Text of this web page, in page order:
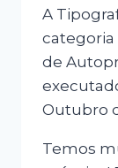
A
categoria
de
Outubro
Temos